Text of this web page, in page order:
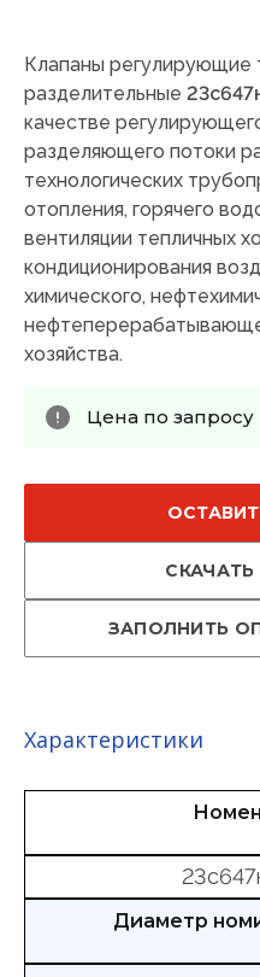
Клапаны регулирующие
разделительные
качестве
разделяющего потоки
технологических
отопления, горячего
вентиляции тепличных
кондиционирования
химического,
хозяйства.
Цена по запросу
СКАЧАТЬ
ЗАПОЛНИТЬ
Характеристики
Диаметр